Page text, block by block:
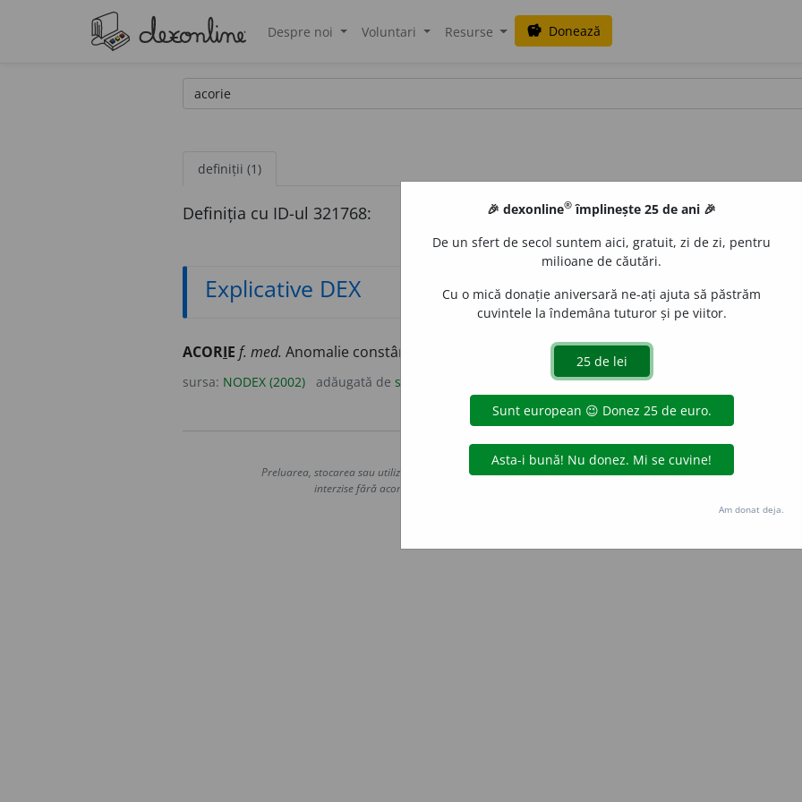
Despre noi Voluntari Resurse savings Donează
definiții (1)
Definiția cu ID-ul 321768:
Explicative DEX
ACORIE f. med. Anomalie constând în absența congenitală a pupilei. /<fr.
sursa: NODEX (2002) adăugată de siveco
Copyright © 2004-2026 dexonline (https://dexonline.ro)
Preluarea, stocarea sau utilizarea datelor de pe acest site, inclusiv prin orice metode de extragere automată
interzise fără acordul nostru prealabil scris, cu excepția seturilor de date oferite oficial spre utilizare
Hosterion
🎉 dexonline® împlinește 25 de ani 🎉
De un sfert de secol suntem aici, gratuit, zi de zi, pentru
milioane de căutări.
Cu o mică donație aniversară ne-ați ajuta să păstrăm
cuvintele la îndemâna tuturor și pe viitor.
Am donat deja.